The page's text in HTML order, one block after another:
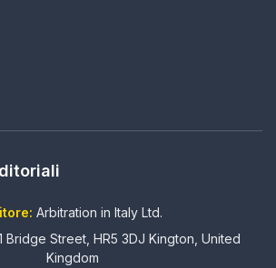
Arbitration in Italy Ltd.
Bridge Street, HR5 3DJ Kington, United
Kingdom